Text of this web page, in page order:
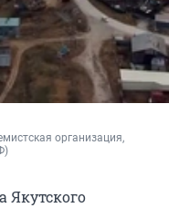
организация,
Якутского